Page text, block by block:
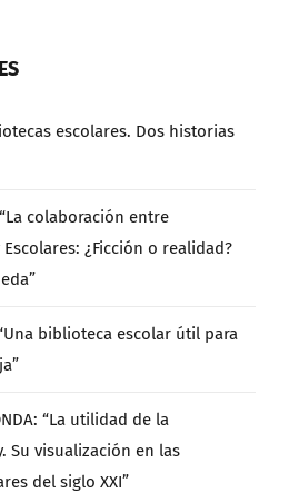
escolares. Dos historias
colaboración entre
¿Ficción o realidad?
“Una biblioteca escolar útil para
“La utilidad de la
Su visualización en las
del siglo XXI”